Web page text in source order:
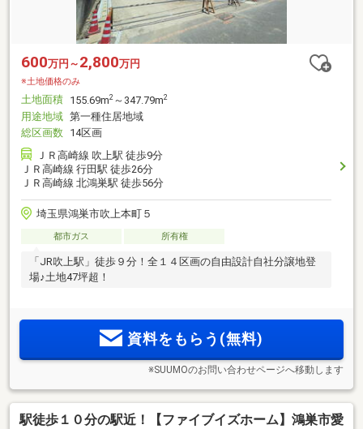
600万円～ 2,800万円
※土地価格のみ
土地面積 155.69m2 ～347.79m2
用途地域 第一種住居地域
総区画数 14区画
ＪＲ高崎線 吹上駅 徒歩9分
ＪＲ高崎線 行田駅 徒歩26分
ＪＲ高崎線 北鴻巣駅 徒歩56分
埼玉県鴻巣市吹上本町５
都市ガス 所有権
「JR吹上駅」徒歩９分！全１４区画の自由設計自社分譲地登
場♪土地47坪超！
資料をもらう(無料)
※SUUMOのお問い合わせページへ移動します
駅徒歩１０分の駅近！【ファイブイズホーム】鴻巣市愛